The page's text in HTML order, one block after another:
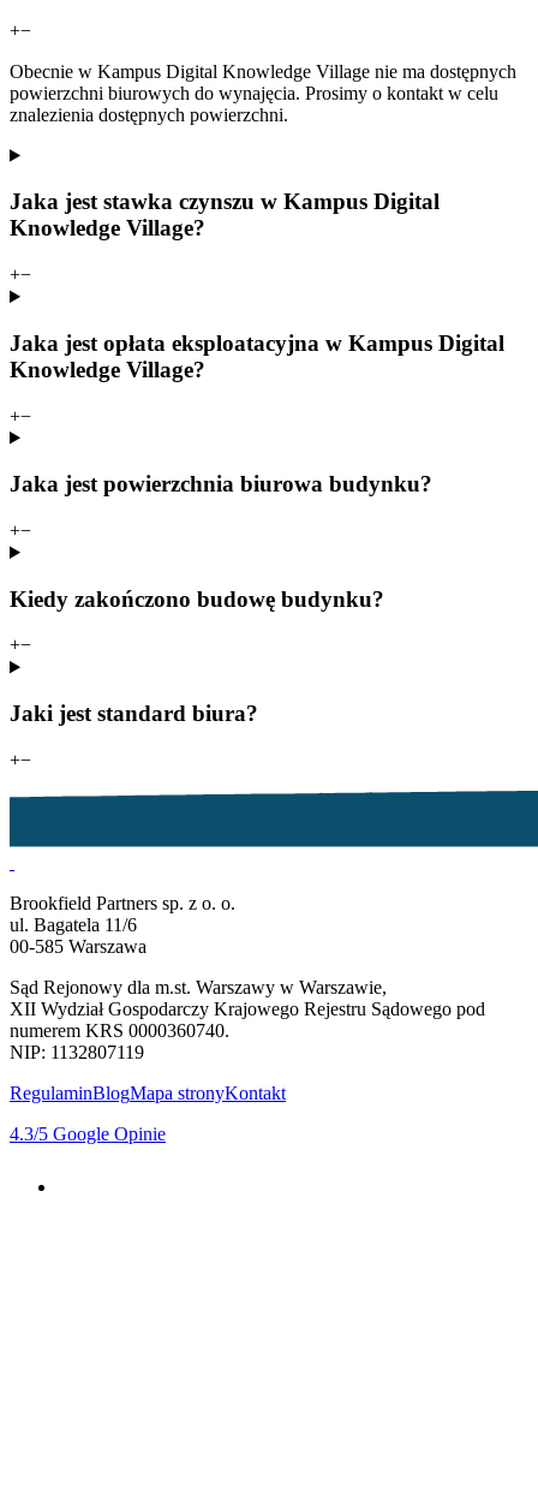
+−
Obecnie w Kampus Digital Knowledge Village nie ma dostępnych
powierzchni biurowych do wynajęcia. Prosimy o kontakt w celu
znalezienia dostępnych powierzchni.
Jaka jest stawka czynszu w Kampus Digital
Knowledge Village?
+−
Jaka jest opłata eksploatacyjna w Kampus Digital
Knowledge Village?
+−
Jaka jest powierzchnia biurowa budynku?
+−
Kiedy zakończono budowę budynku?
+−
Jaki jest standard biura?
+−
Brookfield Partners sp. z o. o.
ul. Bagatela 11/6
00-585 Warszawa
Sąd Rejonowy dla m.st. Warszawy w Warszawie,
XII Wydział Gospodarczy Krajowego Rejestru Sądowego pod
numerem KRS 0000360740.
NIP: 1132807119
RegulaminBlogMapa stronyKontakt
4.3/5 Google Opinie